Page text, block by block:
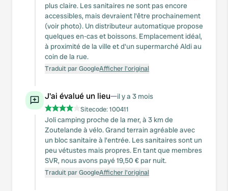
plus claire. Les sanitaires ne sont pas encore
accessibles, mais devraient l'être prochainement
(voir photo). Un distributeur automatique propose
quelques en-cas et boissons. Emplacement idéal,
à proximité de la ville et d'un supermarché Aldi au
coin de la rue.
Traduit par GoogleAfficher l'original
J'ai évalué un lieu—il y a 3 mois
Sitecode:100411
Joli camping proche de la mer, à 3 km de
Zoutelande à vélo. Grand terrain agréable avec
un bloc sanitaire à l'entrée. Les sanitaires sont un
peu vétustes mais propres. En tant que membres
SVR, nous avons payé 19,50 € par nuit.
Traduit par GoogleAfficher l'original